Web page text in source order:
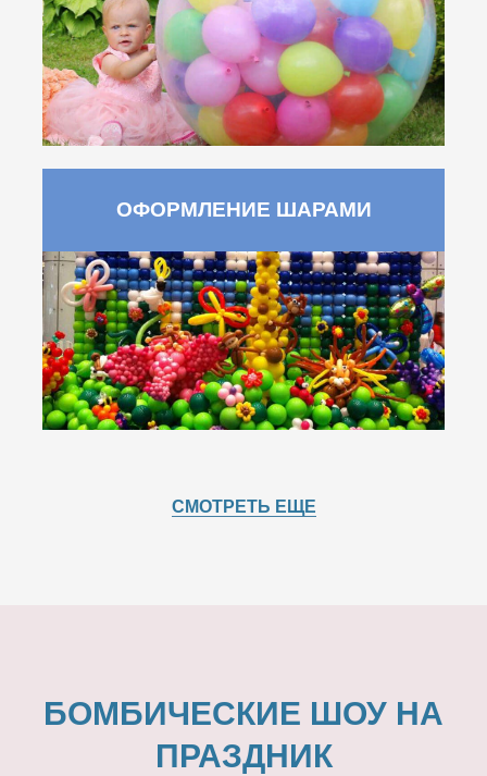
ОФОРМЛЕНИЕ ШАРАМИ
СМОТРЕТЬ ЕЩЕ
БОМБИЧЕСКИЕ ШОУ НА
ПРАЗДНИК